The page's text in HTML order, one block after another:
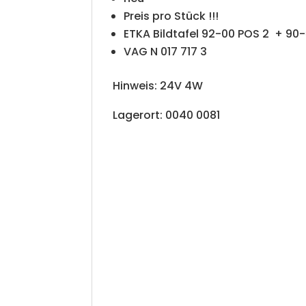
Preis pro Stück !!!
ETKA Bildtafel 92-00 POS 2 + 90-
VAG N 017 717 3
Hinweis: 24V 4W
Lagerort: 0040 0081